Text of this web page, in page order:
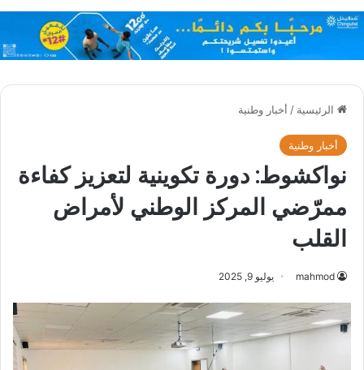
الرئيسية / أخبار وطنية
أخبار وطنية
نواكشوط: دورة تكوينية لتعزيز كفاءة
ممرّضي المركز الوطني لأمراض
القلب
mahmod يوليو 9, 2025